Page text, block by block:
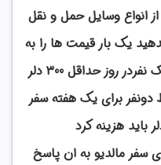
انواع وسایل حمل و نقل
یک بار قیمت ها را به
دلاربررسی کنیم میانگین هزینه یک نفردر روز حداقل 300 دلر
دونفر برای یک هفته سفر
سفر مالدیو به ان پاسخ